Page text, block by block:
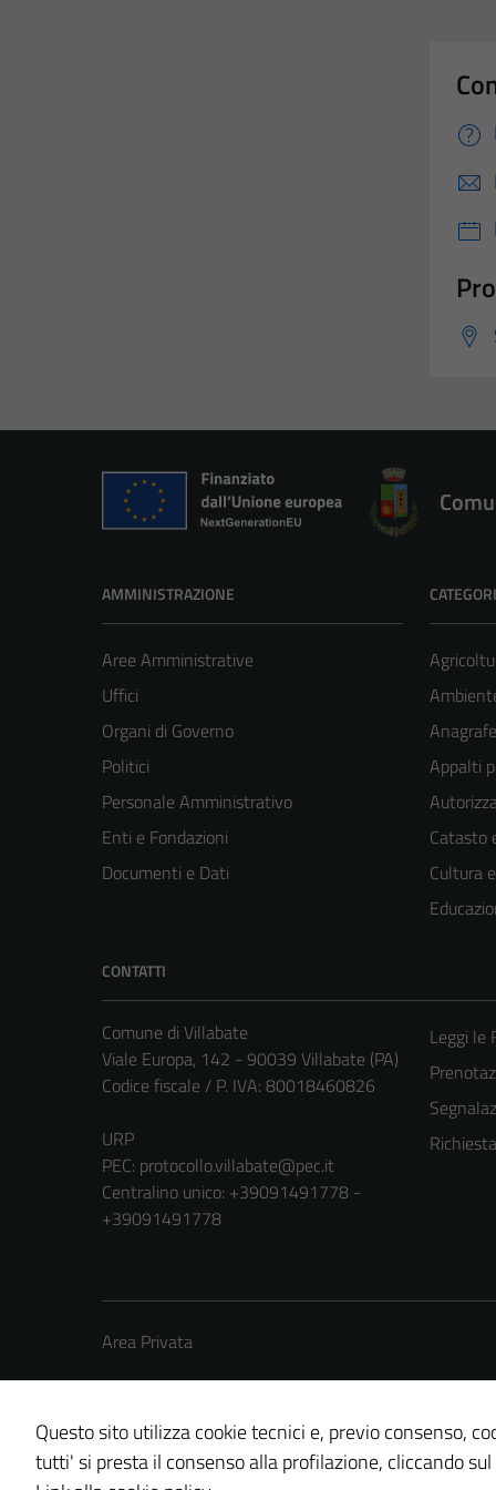
AMMINISTRAZIONE
Aree Amministrative
Uffici
Organi di Governo
Politici
Personale Amministrativo
Enti e Fondazioni
Documenti e Dati
Appalti
Catasto
Cultura
CONTATTI
Comune di Villabate
Viale Europa, 142 - 90039 Villabate (PA)
Codice fiscale / P. IVA: 80018460826
URP
PEC: protocollo.villabate@pec.it
Centralino unico: +39091491778 -
+39091491778
Leggi le
Area Privata
Credits: © Technical Design s.r.l.
Questo sito utilizza cookie tecnici e, previo consenso,
tutti' si presta il consenso alla profilazione, cliccando